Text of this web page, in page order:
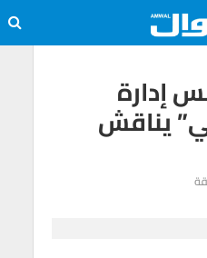
إدارة
يناقش